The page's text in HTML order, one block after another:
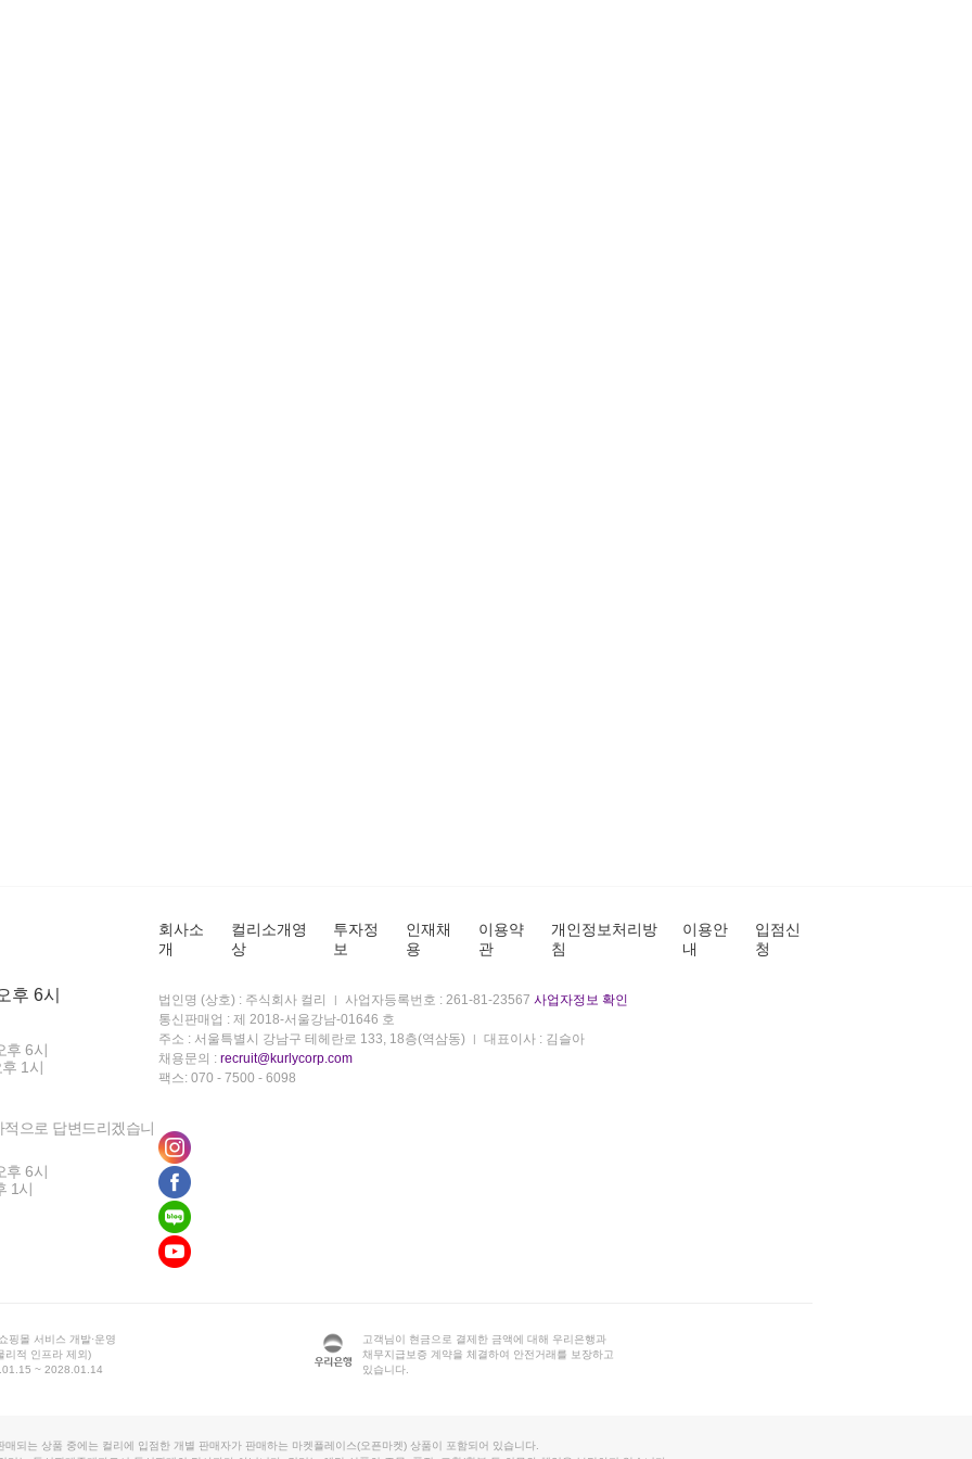
후 6시
후 6시
1시
으로 답변드리겠습니
후 6시
1시
회사소
개
컬리소개영
상
투자정
보
인재채
용
이용약
관
개인정보처리방
침
이용안
내
입점신
청
법인명 (상호) : 주식회사 컬리 사업자등록번호 : 261-81-23567 사업자정보 확인
통신판매업 : 제 2018-서울강남-01646 호
주소 : 서울특별시 강남구 테헤란로 133, 18층(역삼동)
대표이사 : 김슬아
채용문의 : recruit@kurlycorp.com
팩스: 070 - 7500 - 6098
핑몰 서비스 개발·운영
리적 인프라 제외)
~ 2028.01.14
고객님이 현금으로 결제한 금액에 대해 우리은행과
채무지급보증 계약을 체결하여 안전거래를 보장하고
있습니다.
매되는 상품 중에는 컬리에 입점한 개별 판매자가 판매하는 마켓플레이스(오픈마켓) 상품이 포함되어 있습니다.